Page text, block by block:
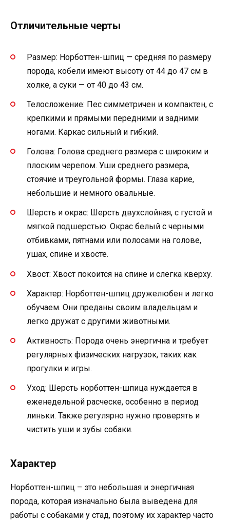
Отличительные черты
Размер: Норботтен-шпиц — средняя по размеру
порода, кобели имеют высоту от 44 до 47 см в
холке, а суки — от 40 до 43 см.
Телосложение: Пес симметричен и компактен, с
крепкими и прямыми передними и задними
ногами. Каркас сильный и гибкий.
Голова: Голова среднего размера с широким и
плоским черепом. Уши среднего размера,
стоячие и треугольной формы. Глаза карие,
небольшие и немного овальные.
Шерсть и окрас: Шерсть двухслойная, с густой и
мягкой подшерстью. Окрас белый с черными
отбивками, пятнами или полосами на голове,
ушах, спине и хвосте.
Хвост: Хвост покоится на спине и слегка кверху.
Характер: Норботтен-шпиц дружелюбен и легко
обучаем. Они преданы своим владельцам и
легко дружат с другими животными.
Активность: Порода очень энергична и требует
регулярных физических нагрузок, таких как
прогулки и игры.
Уход: Шерсть норботтен-шпица нуждается в
еженедельной расческе, особенно в период
линьки. Также регулярно нужно проверять и
чистить уши и зубы собаки.
Характер
Норботтен-шпиц – это небольшая и энергичная
порода, которая изначально была выведена для
работы с собаками у стад, поэтому их характер часто